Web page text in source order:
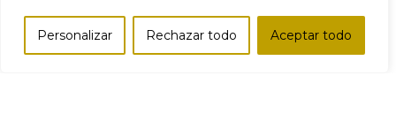
Personalizar Rechazar todo Aceptar todo